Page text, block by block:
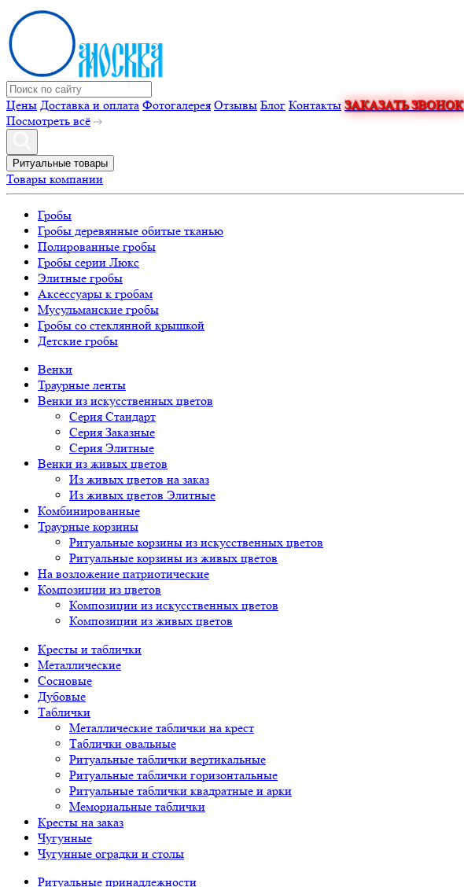
Цены Доставка и оплата Фотогалерея Отзывы Блог Контакты ЗАКАЗАТЬ ЗВОНОК
Посмотреть всё
Ритуальные товары
Товары компании
Гробы
Гробы деревянные обитые тканью
Полированные гробы
Гробы серии Люкс
Элитные гробы
Аксессуары к гробам
Мусульманские гробы
Гробы со стеклянной крышкой
Детские гробы
Венки
Траурные ленты
Венки из искусственных цветов
Серия Стандарт
Серия Заказные
Серия Элитные
Венки из живых цветов
Из живых цветов на заказ
Из живых цветов Элитные
Комбинированные
Траурные корзины
Ритуальные корзины из искусственных цветов
Ритуальные корзины из живых цветов
На возложение патриотические
Композиции из цветов
Композиции из искусственных цветов
Композиции из живых цветов
Кресты и таблички
Металлические
Сосновые
Дубовые
Таблички
Металлические таблички на крест
Таблички овальные
Ритуальные таблички вертикальные
Ритуальные таблички горизонтальные
Ритуальные таблички квадратные и арки
Мемориальные таблички
Кресты на заказ
Чугунные
Чугунные оградки и столы
Ритуальные принадлежности